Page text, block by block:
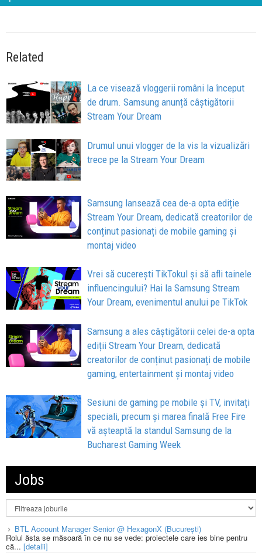
Related
La ce visează vloggerii români la început
de drum. Samsung anunță câștigătorii
Stream Your Dream
Drumul unui vlogger de la vis la vizualizări
trece pe la Stream Your Dream
Samsung lansează cea de-a opta ediție
Stream Your Dream, dedicată creatorilor de
conținut pasionați de mobile gaming și
montaj video
Vrei să cucerești TikTokul și să afli tainele
influencingului? Hai la Samsung Stream
Your Dream, evenimentul anului pe TikTok
Samsung a ales câștigătorii celei de-a opta
ediții Stream Your Dream, dedicată
creatorilor de conținut pasionați de mobile
gaming, entertainment și montaj video
Sesiuni de gaming pe mobile și TV, invitați
speciali, precum și marea finală Free Fire
vă așteaptă la standul Samsung de la
Bucharest Gaming Week
Jobs
BTL Account Manager Senior @ HexagonX (București)
Rolul ăsta se măsoară în ce nu se vede: proiectele care ies bine pentru
că... [detalii]